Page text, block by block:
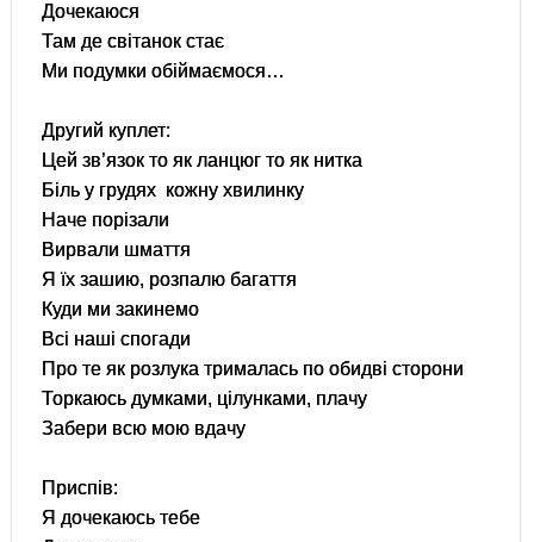
Дочекаюся
Там де світанок стає
Ми подумки обіймаємося…
Другий куплет:
Цей зв’язок то як ланцюг то як нитка
Біль у грудях кожну хвилинку
Наче порізали
Вирвали шмаття
Я їх зашию, розпалю багаття
Куди ми закинемо
Всі наші спогади
Про те як розлука трималась по обидві сторони
Торкаюсь думками, цілунками, плачу
Забери всю мою вдачу
Приспів:
Я дочекаюсь тебе